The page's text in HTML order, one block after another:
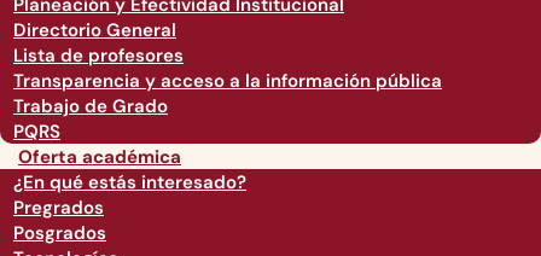
Planeación y Efectividad Institucional
Directorio General
Lista de profesores
Transparencia y acceso a la información pública
Trabajo de Grado
PQRS
Oferta académica
¿En qué estás interesado?
Pregrados
Posgrados